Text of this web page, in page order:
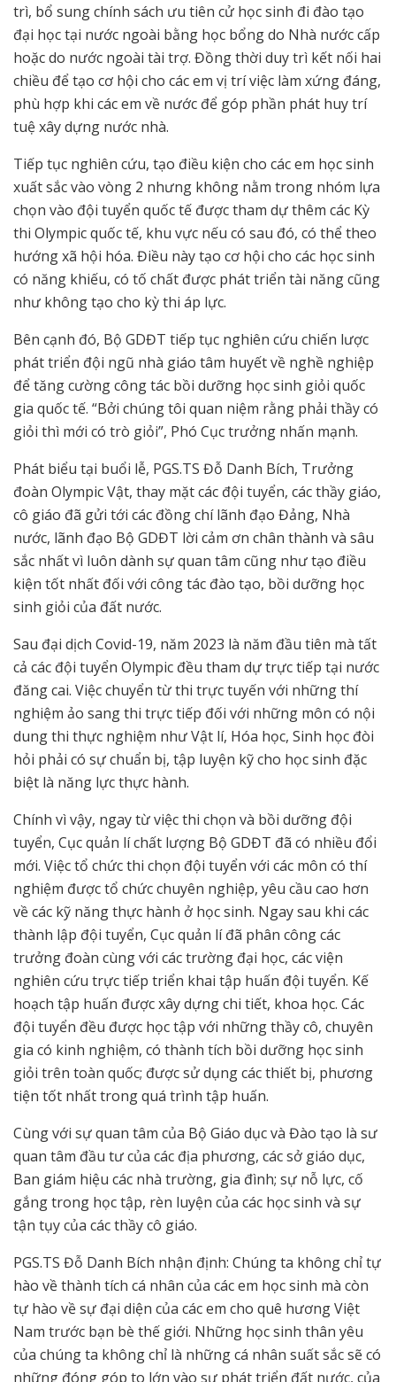
trì, bổ sung chính sách ưu tiên cử học sinh đi đào tạo
đại học tại nước ngoài bằng học bổng do Nhà nước cấp
hoặc do nước ngoài tài trợ. Đồng thời duy trì kết nối hai
chiều để tạo cơ hội cho các em vị trí việc làm xứng đáng,
phù hợp khi các em về nước để góp phần phát huy trí
tuệ xây dựng nước nhà.
Tiếp tục nghiên cứu, tạo điều kiện cho các em học sinh
xuất sắc vào vòng 2 nhưng không nằm trong nhóm lựa
chọn vào đội tuyển quốc tế được tham dự thêm các Kỳ
thi Olympic quốc tế, khu vực nếu có sau đó, có thể theo
hướng xã hội hóa. Điều này tạo cơ hội cho các học sinh
có năng khiếu, có tố chất được phát triển tài năng cũng
như không tạo cho kỳ thi áp lực.
Bên cạnh đó, Bộ GDĐT tiếp tục nghiên cứu chiến lược
phát triển đội ngũ nhà giáo tâm huyết về nghề nghiệp
để tăng cường công tác bồi dưỡng học sinh giỏi quốc
gia quốc tế. “Bởi chúng tôi quan niệm rằng phải thầy có
giỏi thì mới có trò giỏi”, Phó Cục trưởng nhấn mạnh.
Phát biểu tại buổi lễ, PGS.TS Đỗ Danh Bích, Trưởng
đoàn Olympic Vật, thay mặt các đội tuyển, các thầy giáo,
cô giáo đã gửi tới các đồng chí lãnh đạo Đảng, Nhà
nước, lãnh đạo Bộ GDĐT lời cảm ơn chân thành và sâu
sắc nhất vì luôn dành sự quan tâm cũng như tạo điều
kiện tốt nhất đối với công tác đào tạo, bồi dưỡng học
sinh giỏi của đất nước.
Sau đại dịch Covid-19, năm 2023 là năm đầu tiên mà tất
cả các đội tuyển Olympic đều tham dự trực tiếp tại nước
đăng cai. Việc chuyển từ thi trực tuyến với những thí
nghiệm ảo sang thi trực tiếp đối với những môn có nội
dung thi thực nghiệm như Vật lí, Hóa học, Sinh học đòi
hỏi phải có sự chuẩn bị, tập luyện kỹ cho học sinh đặc
biệt là năng lực thực hành.
Chính vì vậy, ngay từ việc thi chọn và bồi dưỡng đội
tuyển, Cục quản lí chất lượng Bộ GDĐT đã có nhiều đổi
mới. Việc tổ chức thi chọn đội tuyển với các môn có thí
nghiệm được tổ chức chuyên nghiệp, yêu cầu cao hơn
về các kỹ năng thực hành ở học sinh. Ngay sau khi các
thành lập đội tuyển, Cục quản lí đã phân công các
trưởng đoàn cùng với các trường đại học, các viện
nghiên cứu trực tiếp triển khai tập huấn đội tuyển. Kế
hoạch tập huấn được xây dựng chi tiết, khoa học. Các
đội tuyển đều được học tập với những thầy cô, chuyên
gia có kinh nghiệm, có thành tích bồi dưỡng học sinh
giỏi trên toàn quốc; được sử dụng các thiết bị, phương
tiện tốt nhất trong quá trình tập huấn.
Cùng với sự quan tâm của Bộ Giáo dục và Đào tạo là sư
quan tâm đầu tư của các địa phương, các sở giáo dục,
Ban giám hiệu các nhà trường, gia đình; sự nỗ lực, cố
gắng trong học tập, rèn luyện của các học sinh và sự
tận tụy của các thầy cô giáo.
PGS.TS Đỗ Danh Bích nhận định: Chúng ta không chỉ tự
hào về thành tích cá nhân của các em học sinh mà còn
tự hào về sự đại diện của các em cho quê hương Việt
Nam trước bạn bè thế giới. Những học sinh thân yêu
của chúng ta không chỉ là những cá nhân suất sắc sẽ có
những đóng góp to lớn vào sự phát triển đất nước, của